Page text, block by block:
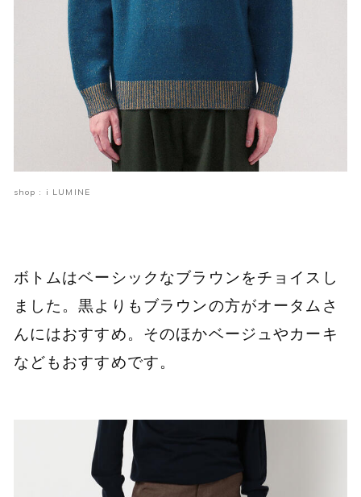
shop : i LUMINE
ボトムはベーシックなブラウンをチョイスし
ました。黒よりもブラウンの方がオータムさ
んにはおすすめ。そのほかベージュやカーキ
などもおすすめです。